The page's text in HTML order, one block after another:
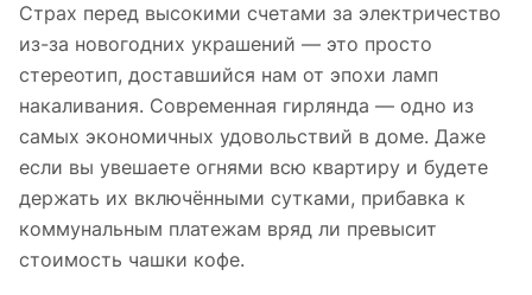
Страх перед высокими счетами за электричество
из-за новогодних украшений — это просто
стереотип, доставшийся нам от эпохи ламп
накаливания. Современная гирлянда — одно из
самых экономичных удовольствий в доме. Даже
если вы увешаете огнями всю квартиру и будете
держать их включёнными сутками, прибавка к
коммунальным платежам вряд ли превысит
стоимость чашки кофе.